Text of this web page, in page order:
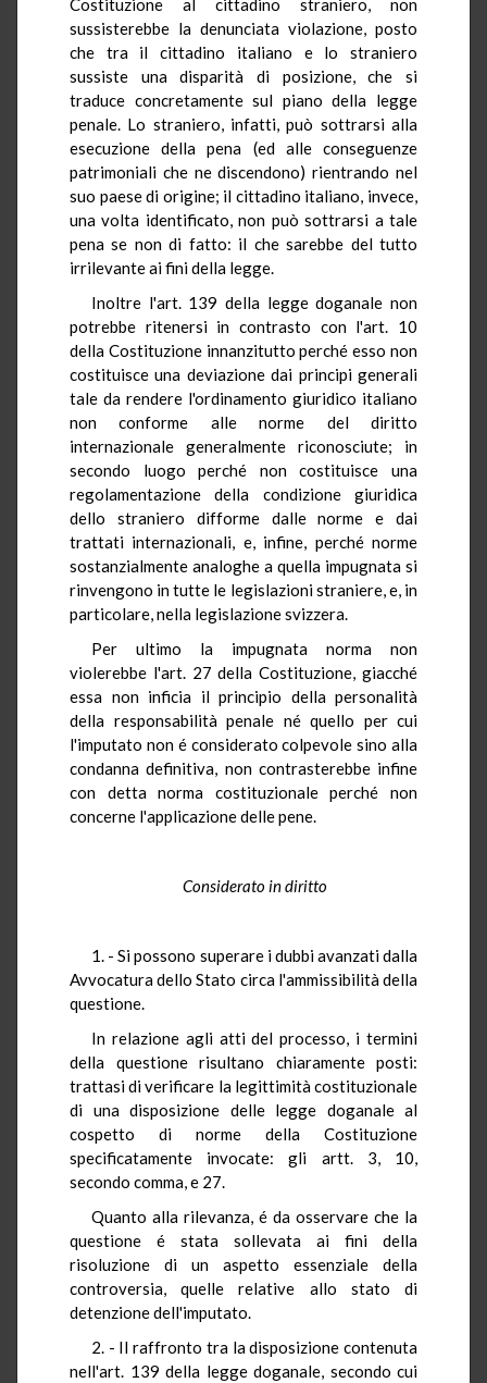
Costituzione al cittadino straniero, non
sussisterebbe la denunciata violazione, posto
che tra il cittadino italiano e lo straniero
sussiste una disparità di posizione, che si
traduce concretamente sul piano della legge
penale. Lo straniero, infatti, può sottrarsi alla
esecuzione della pena (ed alle conseguenze
patrimoniali che ne discendono) rientrando nel
suo paese di origine; il cittadino italiano, invece,
una volta identificato, non può sottrarsi a tale
pena se non di fatto: il che sarebbe del tutto
irrilevante ai fini della legge.
Inoltre l'art. 139 della legge doganale non
potrebbe ritenersi in contrasto con l'art. 10
della Costituzione innanzitutto perché esso non
costituisce una deviazione dai principi generali
tale da rendere l'ordinamento giuridico italiano
non conforme alle norme del diritto
internazionale generalmente riconosciute; in
secondo luogo perché non costituisce una
regolamentazione della condizione giuridica
dello straniero difforme dalle norme e dai
trattati internazionali, e, infine, perché norme
sostanzialmente analoghe a quella impugnata si
rinvengono in tutte le legislazioni straniere, e, in
particolare, nella legislazione svizzera.
Per ultimo la impugnata norma non
violerebbe l'art. 27 della Costituzione, giacché
essa non inficia il principio della personalità
della responsabilità penale né quello per cui
l'imputato non é considerato colpevole sino alla
condanna definitiva, non contrasterebbe infine
con detta norma costituzionale perché non
concerne l'applicazione delle pene.
Considerato in diritto
1. - Si possono superare i dubbi avanzati dalla
Avvocatura dello Stato circa l'ammissibilità della
questione.
In relazione agli atti del processo, i termini
della questione risultano chiaramente posti:
trattasi di verificare la legittimità costituzionale
di una disposizione delle legge doganale al
cospetto di norme della Costituzione
specificatamente invocate: gli artt. 3, 10,
secondo comma, e 27.
Quanto alla rilevanza, é da osservare che la
questione é stata sollevata ai fini della
risoluzione di un aspetto essenziale della
controversia, quelle relative allo stato di
detenzione dell'imputato.
2. - Il raffronto tra la disposizione contenuta
nell'art. 139 della legge doganale, secondo cui